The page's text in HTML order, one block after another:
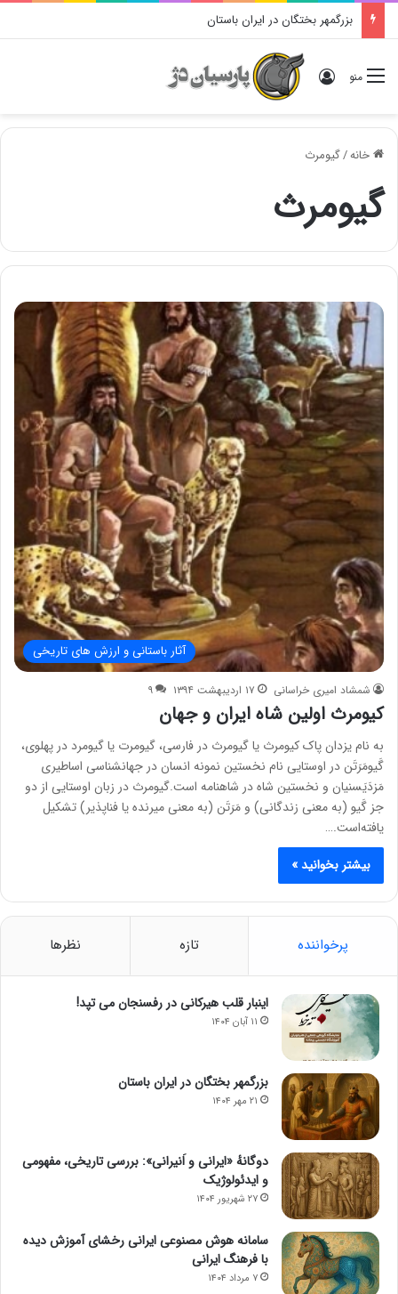
بزرگمهر بختگان در ایران باستان
منو ورود
خانه/گیومرث
گیومرث
آثار باستانی و ارزش های تاریخی
شمشاد امیری خراسانی ۱۷ اردیبهشت ۱۳۹۴ ۹
کیومرث اولین شاه ایران و جهان
به نام یزدان پاک کیومرث یا گیومرث در فارسی، گیومرت یا گیومرد در پهلوی،
گَیومَرَتَن در اوستایی نام نخستین نمونه انسان در جهانشناسی اساطیری
مَزدَیَسنیان و نخستین شاه در شاهنامه است.گیومرث در زبان اوستایی از دو
جز گَیو (به معنی زندگانی) و مَرَتَن (به معنی میرنده یا فناپذیر) تشکیل
یافته‌است.…
بیشتر بخوانید »
پرخواننده تازه نظرها
اینبار قلب هیرکانی در رفسنجان می تپد!
۱۱ آبان ۱۴۰۴
بزرگمهر بختگان در ایران باستان
۲۱ مهر ۱۴۰۴
دوگانهٔ «ایرانی و اَنیرانی»: بررسی تاریخی، مفهومی
و ایدئولوژیک
۲۷ شهریور ۱۴۰۴
سامانه هوش مصنوعی ایرانی رخشای آموزش دیده
با فرهنگ ایرانی
۷ مرداد ۱۴۰۴